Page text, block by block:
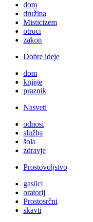
dom
družina
Misticizem
otroci
zakon
Dobre ideje
dom
knjige
praznik
Nasveti
odnosi
služba
šola
zdravje
Prostovoljstvo
gasilci
oratorij
Prostosrčni
skavti